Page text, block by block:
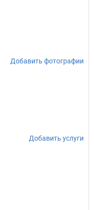
Добавить фотографии
Добавить услуги